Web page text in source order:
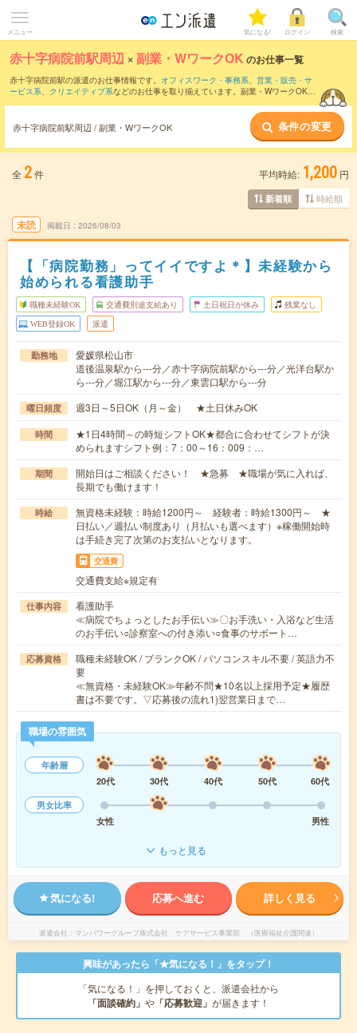
メニュー 気になる! ログイン 検索
赤十字病院前駅周辺 ×副業・WワークOK のお仕事一覧
赤十字病院前駅の派遣のお仕事情報です。 オフィスワーク・事務系、 営業・販売・サ
ービス系、 クリエイティブ系などのお仕事を取り揃えています。副業・WワークOKの
赤十字病院前駅周辺 / 副業・WワークOK 条件の変更
全 2件 平均時給: 1,200 円
新着順 時給順
未読 掲載日 2026/08/03
【「病院勤務」ってイイですよ＊】未経験から
始められる看護助手
職種未経験OK 交通費別途支給あり 土日祝日が休み 残業なし
WEB登録OK 派遣
勤務地
愛媛県松山市
道後温泉駅から---分／赤十字病院前駅から---分／光洋台駅か
ら---分／堀江駅から---分／東雲口駅から---分
曜日頻度 週3日～5日OK（月～金） ★土日休みOK
時間
★1日4時間～の時短シフトOK★都合に合わせてシフトが決
められますシフト例：7：00～16：009：…
期間
開始日はご相談ください！ ★急募 ★職場が気に入れば、
長期でも働けます！
時給
無資格未経験：時給1200円～ 経験者：時給1300円～ ★
日払い／週払い制度あり（月払いも選べます）※稼働開始時
は手続き完了次第のお支払いとなります。
交通費
交通費支給※規定有
仕事内容
看護助手
≪病院でちょっとしたお手伝い≫〇お手洗い・入浴など生活
のお手伝い○診察室への付き添い○食事のサポート…
応募資格
職種未経験OK / ブランクOK / パソコンスキル不要 / 英語力不
要
≪無資格・未経験OK≫年齢不問★10名以上採用予定★履歴
書は不要です。▽応募後の流れ1)翌営業日まで…
職場の雰囲気
年齢層
20代
30代 40代 50代
60代
男女比率
女性
男性
もっと見る
気になる! 応募へ進む 詳しく見る
派遣会社 マンパワーグループ株式会社 ケアサービス事業部 （医療福祉介護関連）
興味があったら「★気になる！」をタップ！
「気になる！」を押しておくと、派遣会社から
「面談確約」 や 「応募歓迎」 が届きます！